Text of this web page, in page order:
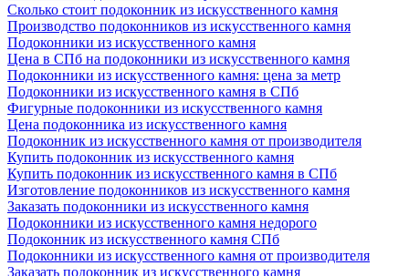
Сколько стоит подоконник из искусственного камня
Производство подоконников из искусственного камня
Подоконники из искусственного камня
Цена в СПб на подоконники из искусственного камня
Подоконники из искусственного камня: цена за метр
Подоконники из искусственного камня в СПб
Фигурные подоконники из искусственного камня
Цена подоконника из искусственного камня
Подоконник из искусственного камня от производителя
Купить подоконник из искусственного камня
Купить подоконник из искусственного камня в СПб
Изготовление подоконников из искусственного камня
Заказать подоконники из искусственного камня
Подоконники из искусственного камня недорого
Подоконник из искусственного камня СПб
Подоконники из искусственного камня от производителя
Заказать подоконник из искусственного камня